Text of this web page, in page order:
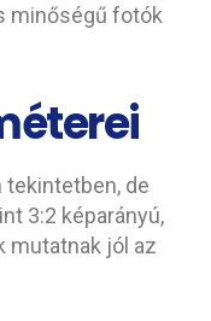
minőségű fotók
tekintetben, de
3:2 képarányú,
mutatnak jól az